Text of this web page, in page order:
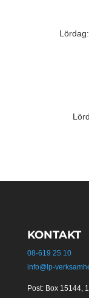
KONTAKT
08-619 25 10
info@lp-
Post: Box 15144,